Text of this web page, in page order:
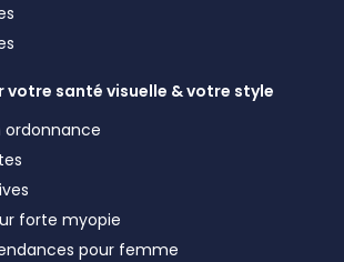
votre santé visuelle & votre style
forte myopie
pour femme